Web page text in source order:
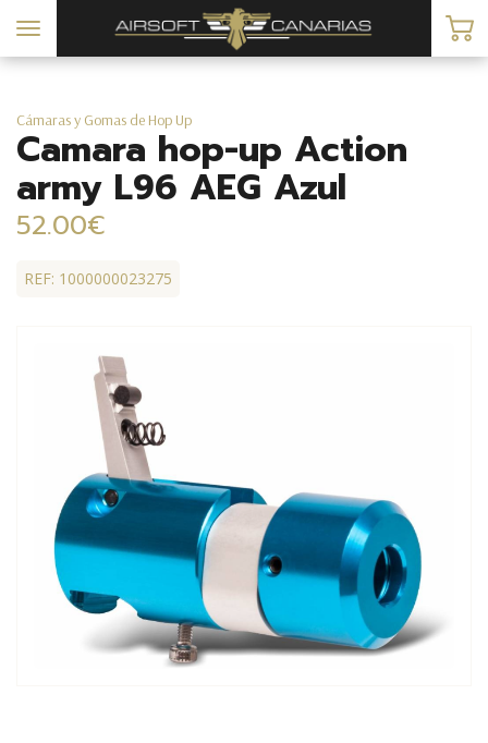
Toggle
navigation
Cámaras y Gomas de Hop Up
Camara hop-up Action
army L96 AEG Azul
52.00€
REF: 1000000023275